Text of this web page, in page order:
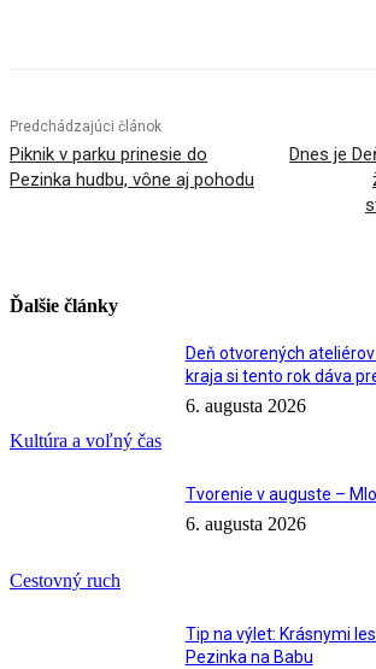
Predchádzajúci článok
Piknik v parku prinesie do
Pezinka hudbu, vône aj pohodu
Dnes je
Ďalšie články
Kultúra a voľný čas
Deň otvorených
kraja si tento rok dáva
6. augusta 2026
Cestovný ruch
Tvorenie v auguste –
6. augusta 2026
Tip na výlet: Krásnymi
Pezinka na Babu